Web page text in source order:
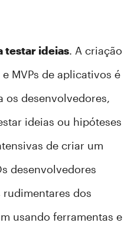
testar ideias. A criação
MVPs de aplicativos é
os desenvolvedores,
ideias ou hipóteses
de criar um
desenvolvedores
dos
usando ferramentas e